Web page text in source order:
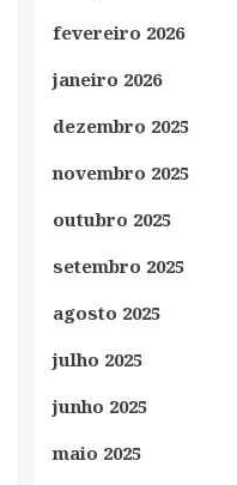
fevereiro 2026
janeiro 2026
dezembro 2025
novembro 2025
outubro 2025
setembro 2025
agosto 2025
julho 2025
junho 2025
maio 2025